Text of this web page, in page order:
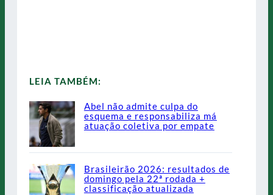
LEIA TAMBÉM:
Abel não admite culpa do
esquema e responsabiliza má
atuação coletiva por empate
Brasileirão 2026: resultados de
domingo pela 22ª rodada +
classificação atualizada